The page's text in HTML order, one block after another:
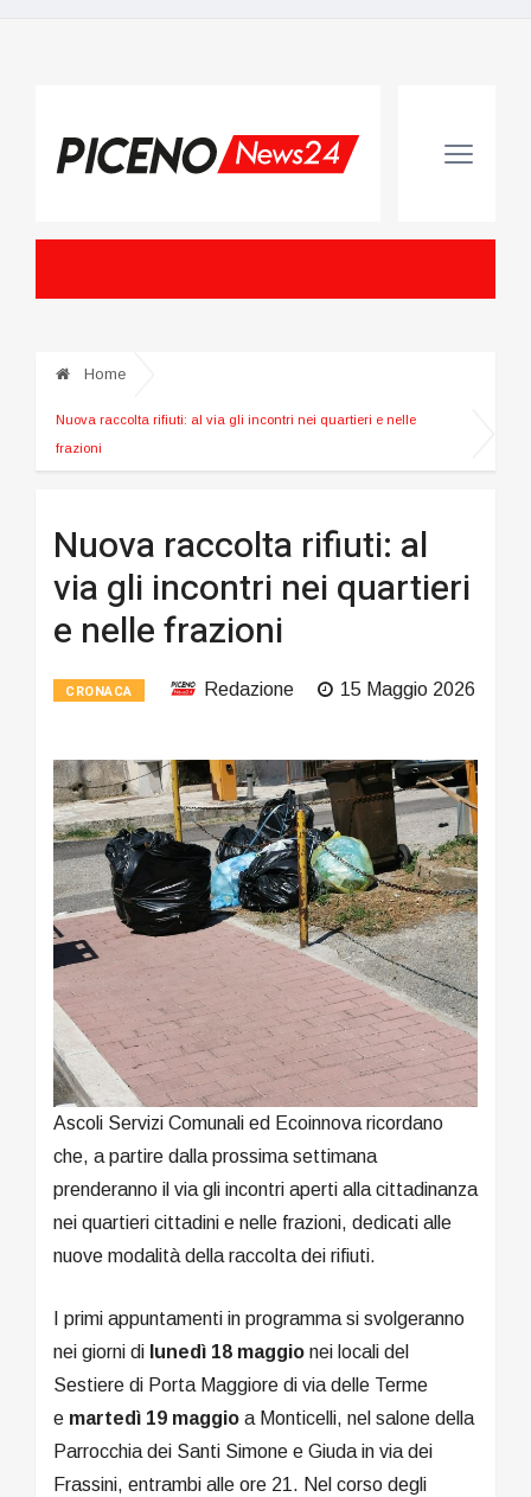
Home
Nuova raccolta rifiuti: al via gli incontri nei quartieri e nelle
frazioni
Nuova raccolta rifiuti: al
via gli incontri nei quartieri
e nelle frazioni
CRONACA Redazione 15 Maggio 2026
Ascoli Servizi Comunali ed Ecoinnova ricordano
che, a partire dalla prossima settimana
prenderanno il via gli incontri aperti alla cittadinanza
nei quartieri cittadini e nelle frazioni, dedicati alle
nuove modalità della raccolta dei rifiuti.
I primi appuntamenti in programma si svolgeranno
nei giorni di lunedì 18 maggio nei locali del
Sestiere di Porta Maggiore di via delle Terme
e martedì 19 maggio a Monticelli, nel salone della
Parrocchia dei Santi Simone e Giuda in via dei
Frassini, entrambi alle ore 21. Nel corso degli